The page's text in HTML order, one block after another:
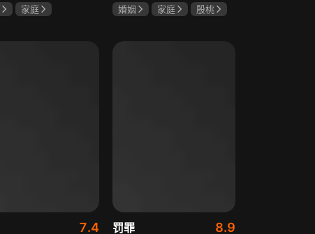
家庭
婚姻 家庭
殷桃
7.4 罚罪 8.9